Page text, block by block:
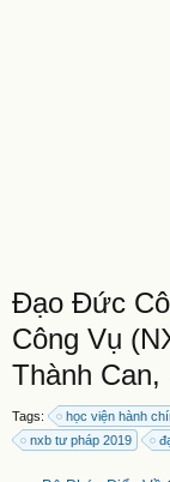
Đạo Đức
Công Vụ
Thành Can,
Tags: học viện hành
nxb tư pháp 2019